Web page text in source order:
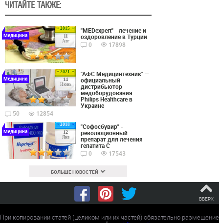
ЧИТАЙТЕ ТАКЖЕ:
2015
11
Авг
Медицина
"MEDexpert" - лечение и
оздоровление в Турции
0
17898
2021
14
Июнь
Медицина
"АФС Медицинтехник" —
официальный
дистрибьютор
медоборудования
Philips Healthcare в
Украине
50
12854
2018
12
Янв
Медицина
"Софосбувир" -
революционный
препарат для лечения
гепатита С
0
17543
БОЛЬШЕ НОВОСТЕЙ
ВВЕРХ
При копировании статей (целиком или их частей) обязательно размещение